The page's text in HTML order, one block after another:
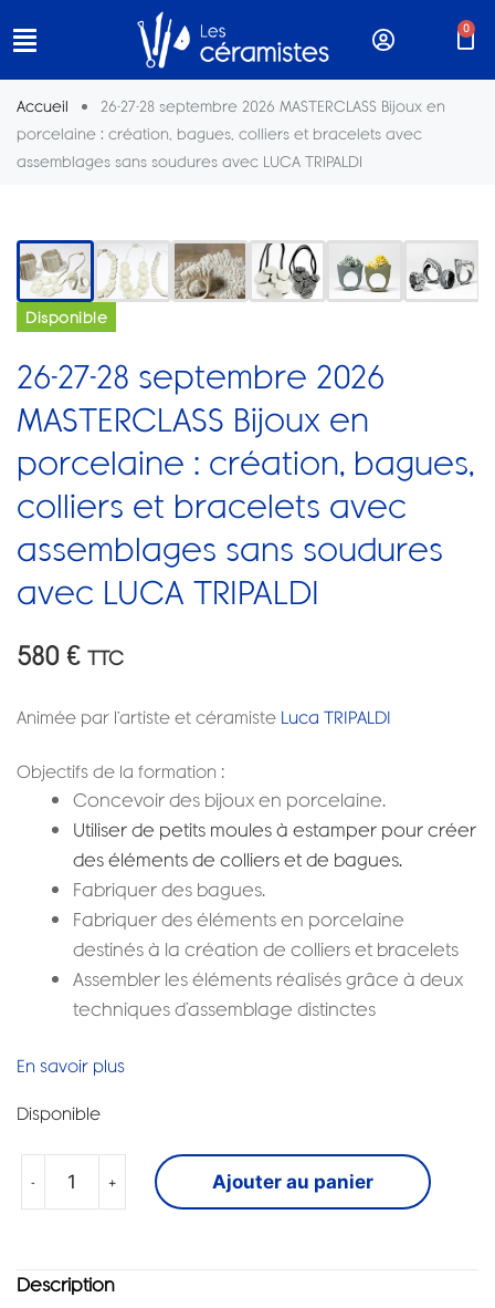
0
Accueil
26-27-28 septembre 2026 MASTERCLASS Bijoux en
porcelaine : création, bagues, colliers et bracelets avec
assemblages sans soudures avec LUCA TRIPALDI
< >
Disponible
26-27-28 septembre 2026
MASTERCLASS Bijoux en
porcelaine : création, bagues,
colliers et bracelets avec
assemblages sans soudures
avec LUCA TRIPALDI
580 € TTC
Animée par l’artiste et céramiste Luca TRIPALDI
Objectifs de la formation :
Concevoir des bijoux en porcelaine.
Utiliser de petits moules à estamper pour créer
des éléments de colliers et de bagues.
Fabriquer des bagues.
Fabriquer des éléments en porcelaine
destinés à la création de colliers et bracelets
Assembler les éléments réalisés grâce à deux
techniques d’assemblage distinctes
En savoir plus
Disponible
- + Ajouter au panier
Description